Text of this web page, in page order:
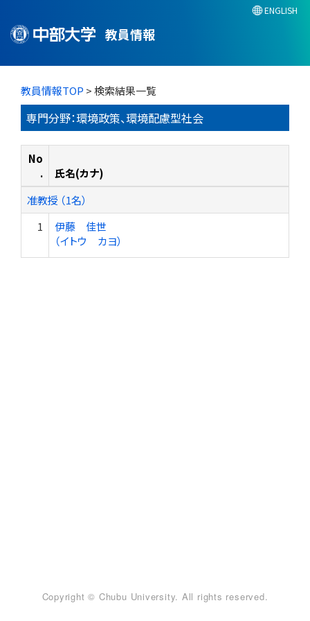
教員情報
ENGLISH
教員情報TOP > 検索結果一覧
専門分野：環境政策、環境配慮型社会
No
.
氏名(カナ)
准教授 （1名）
1
伊藤 佳世
（イトウ カヨ）
Copyright © Chubu University. All rights reserved.